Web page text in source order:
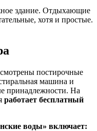
здание. Отдыхающие
хотя и простые.
постирочные
машина и
принадлежности. На
работает бесплатный
воды» включает: